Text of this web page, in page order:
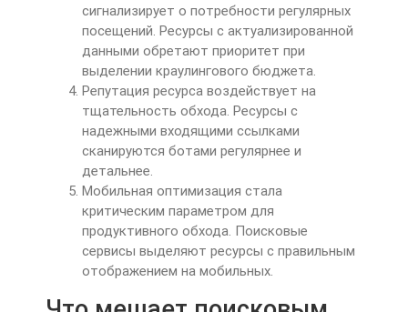
сигнализирует о потребности регулярных
посещений. Ресурсы с актуализированной
данными обретают приоритет при
выделении краулингового бюджета.
Репутация ресурса воздействует на
тщательность обхода. Ресурсы с
надежными входящими ссылками
сканируются ботами регулярнее и
детальнее.
Мобильная оптимизация стала
критическим параметром для
продуктивного обхода. Поисковые
сервисы выделяют ресурсы с правильным
отображением на мобильных.